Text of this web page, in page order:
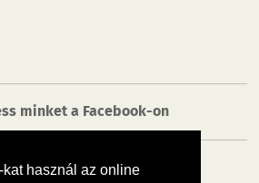
használ az online
minket a Facebook-on